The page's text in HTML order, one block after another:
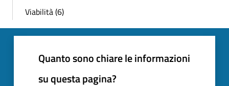
Viabilità (6)
Quanto sono chiare le informazioni
su questa pagina?